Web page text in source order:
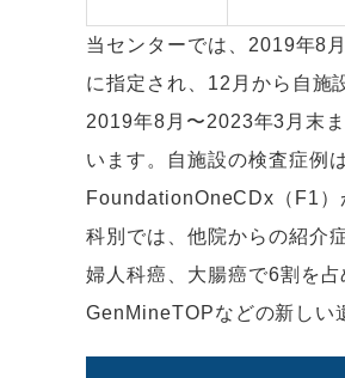
当センターでは、2019年8
に指定され、12月から自施
2019年8月〜2023年3月末
います。自施設の検査症例
FoundationOneCDx（F1）
科別では、他院からの紹介
婦人科癌、大腸癌で6割を
GenMineTOPなどの新しい